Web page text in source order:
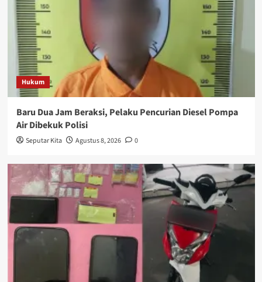
Hukum
Baru Dua Jam Beraksi, Pelaku Pencurian Diesel Pompa
Air Dibekuk Polisi
Seputar Kita Agustus 8, 2026 0